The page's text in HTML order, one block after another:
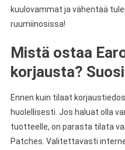
kuulovammat ja vähentää
ruumiinosissa!
Mistä ostaa
korjausta?
Ennen kuin tilaat
huolellisesti. Jos haluat olla
tuotteelle, on parasta tilata
Patches. Valitettavasti